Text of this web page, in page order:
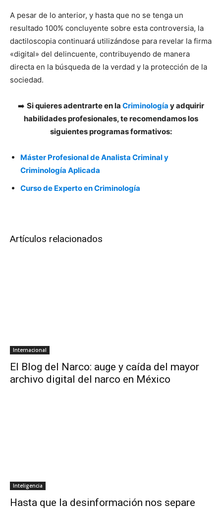
A pesar de lo anterior, y hasta que no se tenga un
resultado 100% concluyente sobre esta controversia, la
dactiloscopia continuará utilizándose para revelar la firma
«digital» del delincuente, contribuyendo de manera
directa en la búsqueda de la verdad y la protección de la
sociedad.
➡️ Si quieres adentrarte en la Criminología y adquirir
habilidades profesionales, te recomendamos los
siguientes programas formativos:
Máster Profesional de Analista Criminal y
Criminología Aplicada
Curso de Experto en Criminología
Artículos relacionados
Internacional
El Blog del Narco: auge y caída del mayor
archivo digital del narco en México
Inteligencia
Hasta que la desinformación nos separe